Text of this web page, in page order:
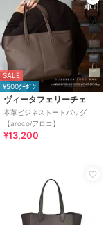
SALE
¥500ｸｰﾎﾟﾝ
ヴィータフェリーチェ
本革ビジネストートバッグ
【aroco/アロコ】
¥13,200